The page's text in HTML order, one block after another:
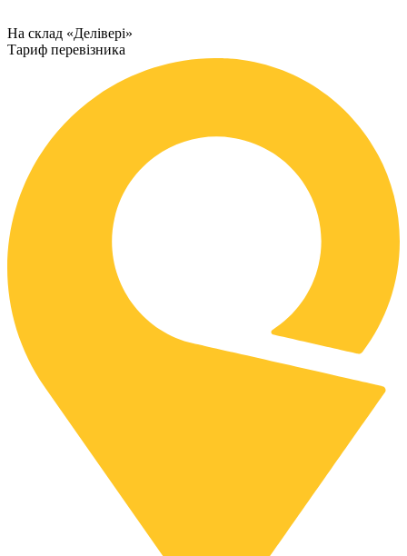
На склад «Делівері»
Тариф перевізника